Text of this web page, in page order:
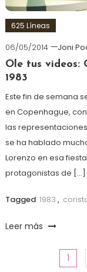
625 Líneas
06/05/2014
Joni
Ole tus videos:
1983
Este fin de semana
en Copenhague,
las
se ha hablado
Lorenzo en esa
protagonistas de […]
Tagged 1983 ,
Leer más
1